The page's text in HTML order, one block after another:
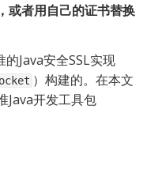
或者用自己的证书替换
Java安全SSL实现
）构建的。在本文
Java开发工具包